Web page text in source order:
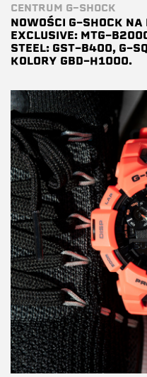
CENTRUM G-SHOCK
NOWOŚCI G-SHOCK
EXCLUSIVE: MTG-
STEEL: GST-B400, G-
KOLORY GBD-H1000.